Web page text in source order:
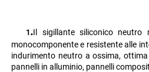
   1
.Il sigillante siliconico neutro
monocomponente e resistente alle
indurimento neutro a ossima,
pannelli in alluminio, pannelli